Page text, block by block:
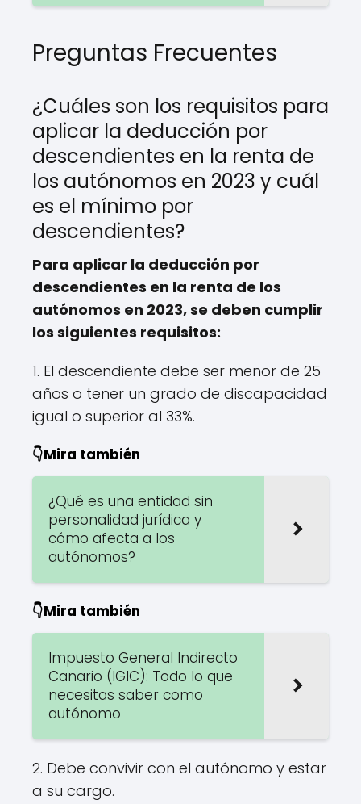
Preguntas Frecuentes
¿Cuáles son los requisitos para
aplicar la deducción por
descendientes en la renta de
los autónomos en 2023 y cuál
es el mínimo por
descendientes?
Para aplicar la deducción por
descendientes en la renta de los
autónomos en 2023, se deben cumplir
los siguientes requisitos:
1. El descendiente debe ser menor de 25
años o tener un grado de discapacidad
igual o superior al 33%.
👇Mira también
¿Qué es una entidad sin
personalidad jurídica y
cómo afecta a los
autónomos?
👇Mira también
Impuesto General Indirecto
Canario (IGIC): Todo lo que
necesitas saber como
autónomo
2. Debe convivir con el autónomo y estar
a su cargo.